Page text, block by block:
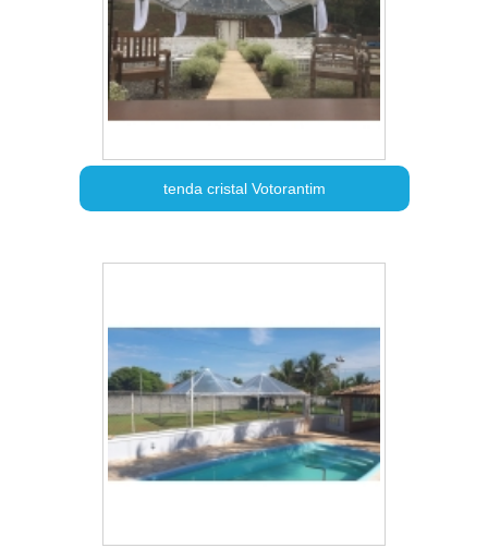
tenda cristal Votorantim